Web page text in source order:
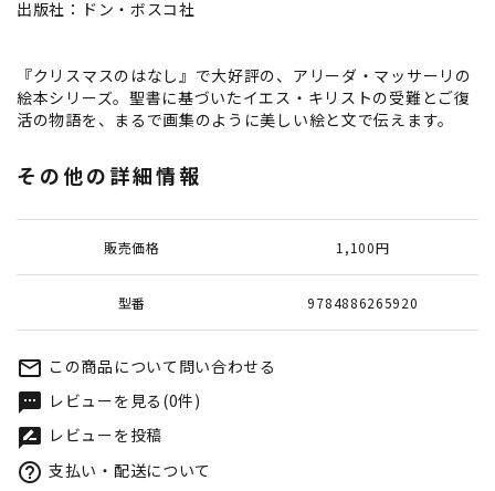
出版社：ドン・ボスコ社
『クリスマスのはなし』で大好評の、アリーダ・マッサーリの
絵本シリーズ。聖書に基づいたイエス・キリストの受難とご復
活の物語を、まるで画集のように美しい絵と文で伝えます。
その他の詳細情報
販売価格 1,100円
型番 9784886265920
mail_outline この商品について問い合わせる
textsms レビューを見る(0件)
rate_review レビューを投稿
help_outline 支払い・配送について